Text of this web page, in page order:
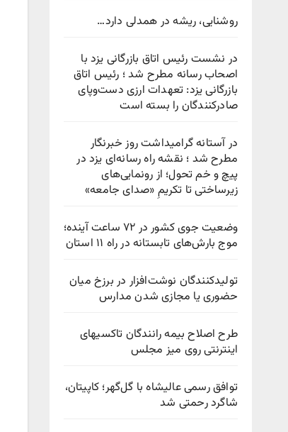
روشنایی، ریشه در همدلی دارد…
در نشست رئیس اتاق بازرگانی یزد با
اصحاب رسانه مطرح شد ؛ رئیس اتاق
بازرگانی یزد: تعهدات ارزی دست‌وپای
صادرکنندگان را بسته است
در آستانه گرامیداشت روز خبرنگار
مطرح شد ؛ نقشه راه رسانه‌ای یزد در
پیچ‌ و خم تحول؛ از رونمایی‌های
زیرساختی تا تکریمِ «صدای جامعه»
وضعیت جوی کشور در ۷۲ ساعت آینده؛
موج بارش‌های تابستانه در راه ۱۱ استان
تولیدکنندگان نوشت‌افزار در برزخ میان
حضوری یا مجازی شدن مدارس
طرح اصلاح بیمه رانندگان تاکسیهای
اینترنتی روی میز مجلس
توافق رسمی عالیشاه با گل‌گهر؛ کاپیتان،
شاگرد رحمتی شد